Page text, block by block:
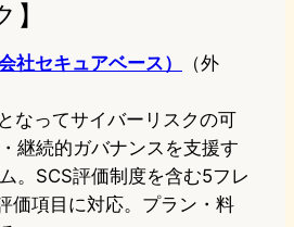
社セキュアベース）
（外
なってサイバーリスクの可
継続的ガバナンスを支援す
。SCS評価制度を含む5フレ
価項目に対応。プラン・料